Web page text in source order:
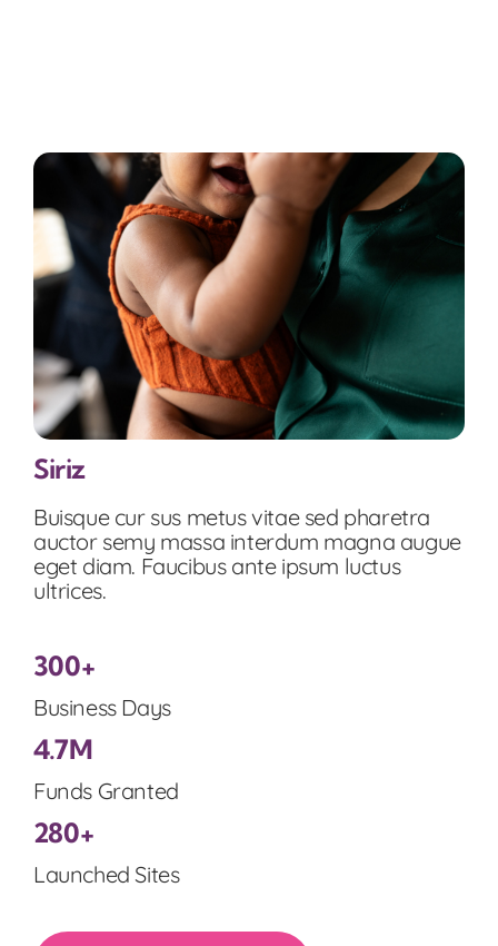
Siriz
Buisque cur sus metus vitae sed pharetra
auctor semy massa interdum magna augue
eget diam. Faucibus ante ipsum luctus
ultrices.
300+
Business Days
4.7M
Funds Granted
280+
Launched Sites